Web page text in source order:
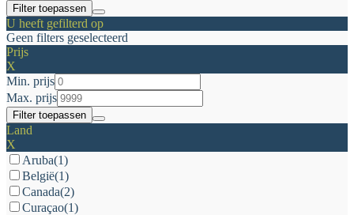
Filter toepassen
U heeft gefilterd op
Geen filters geselecteerd
Prijs
X
Min. prijs
Max. prijs
Filter toepassen
Land
X
Aruba(1)
België(1)
Canada(2)
Curaçao(1)